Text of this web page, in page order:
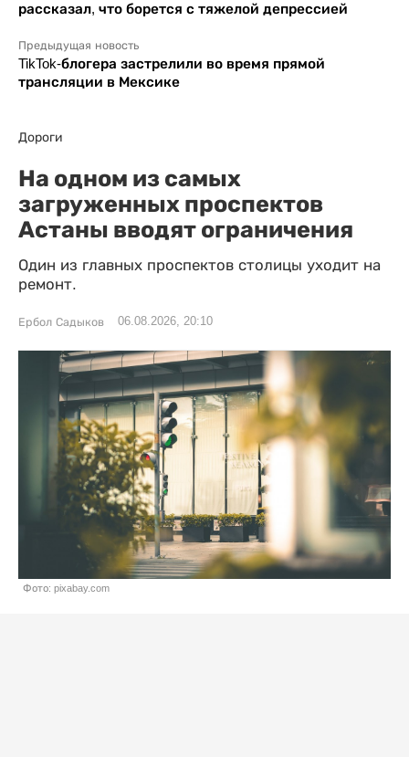
рассказал, что борется с тяжелой депрессией
Предыдущая новость
TikTok-блогера застрелили во время прямой
трансляции в Мексике
Дороги
На одном из самых
загруженных проспектов
Астаны вводят ограничения
Один из главных проспектов столицы уходит на
ремонт.
Ербол Садыков 06.08.2026, 20:10
Фото: pixabay.com